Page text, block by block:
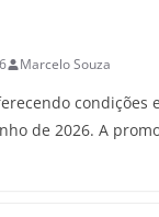
Marcelo Souza
condições
de 2026. A